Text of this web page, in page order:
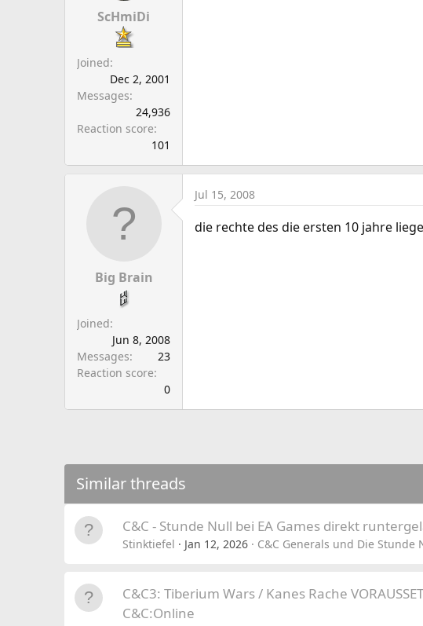
ScHmiDi
Joined
Dec 2, 2001
Messages
24,936
Reaction score
101
Big Brain
Joined
Jun 8, 2008
Messages
23
Reaction score
0
Jul 15, 2008
die rechte des die ersten 10 jahre
Similar threads
C&C - Stunde Null bei EA Games direkt
Stinktiefel Jan 12, 2026 C&C Generals und Die Stunde
C&C3: Tiberium Wars / Kanes Rache
C&C:Online